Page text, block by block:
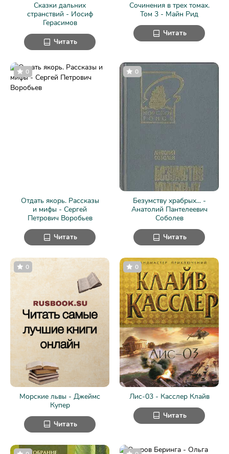
Сказки дальних
странствий - Иосиф
Герасимов
Читать
Сочинения в трех томах.
Том 3 - Майн Рид
Читать
Отдать якорь. Рассказы
и мифы - Сергей
Петрович Воробьев
0
Читать
Безумству храбрых... -
Анатолий Пантелеевич
Соболев
0
Читать
Морские львы - Джеймс
Купер
0
Читать
Лис-03 - Касслер Клайв
0
Читать